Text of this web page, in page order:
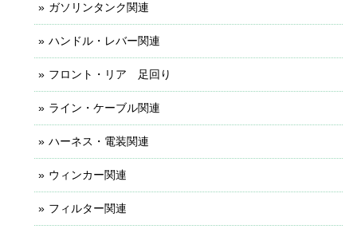
ガソリンタンク関連
ハンドル・レバー関連
フロント・リア 足回り
ライン・ケーブル関連
ハーネス・電装関連
ウィンカー関連
フィルター関連